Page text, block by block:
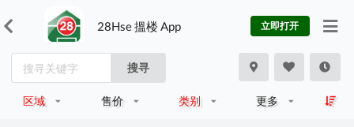
28Hse 搵楼 App 立即打开
搜寻
区域 售价 类别 更多